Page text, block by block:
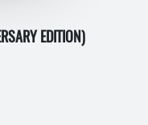
EDITION)